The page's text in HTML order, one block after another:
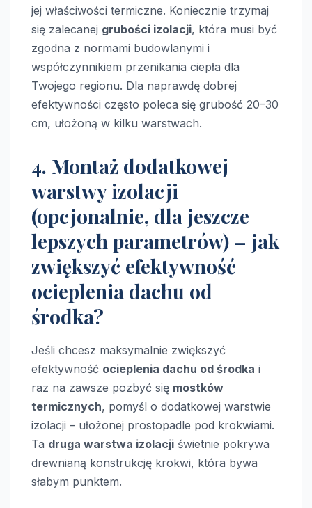
jej właściwości termiczne. Koniecznie trzymaj
się zalecanej grubości izolacji, która musi być
zgodna z normami budowlanymi i
współczynnikiem przenikania ciepła dla
Twojego regionu. Dla naprawdę dobrej
efektywności często poleca się grubość 20–30
cm, ułożoną w kilku warstwach.
4. Montaż dodatkowej
warstwy izolacji
(opcjonalnie, dla jeszcze
lepszych parametrów) – jak
zwiększyć efektywność
ocieplenia dachu od
środka?
Jeśli chcesz maksymalnie zwiększyć
efektywność ocieplenia dachu od środka i
raz na zawsze pozbyć się mostków
termicznych, pomyśl o dodatkowej warstwie
izolacji – ułożonej prostopadle pod krokwiami.
Ta druga warstwa izolacji świetnie pokrywa
drewnianą konstrukcję krokwi, która bywa
słabym punktem.